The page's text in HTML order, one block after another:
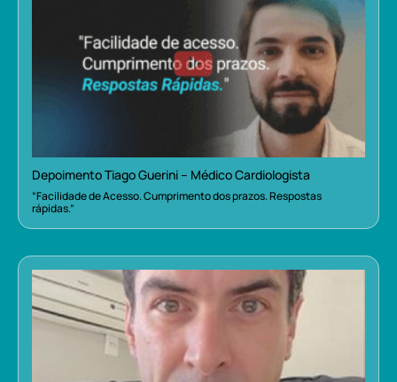
Depoimento Tiago Guerini – Médico Cardiologista
“Facilidade de Acesso. Cumprimento dos prazos. Respostas
rápidas.”